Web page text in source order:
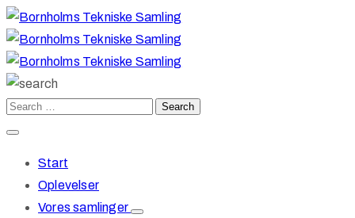
Start
Oplevelser
Vores samlinger